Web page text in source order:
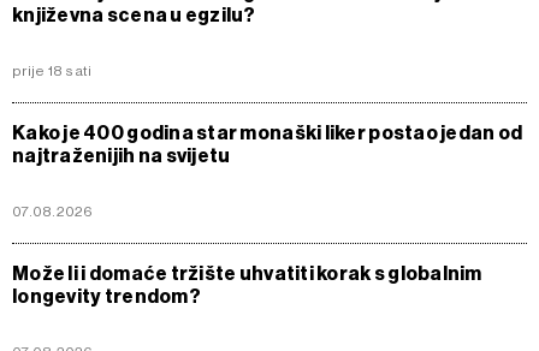
književna scena u egzilu?
prije 18 sati
Kako je 400 godina star monaški liker postao jedan od
najtraženijih na svijetu
07.08.2026
Može li i domaće tržište uhvatiti korak s globalnim
longevity trendom?